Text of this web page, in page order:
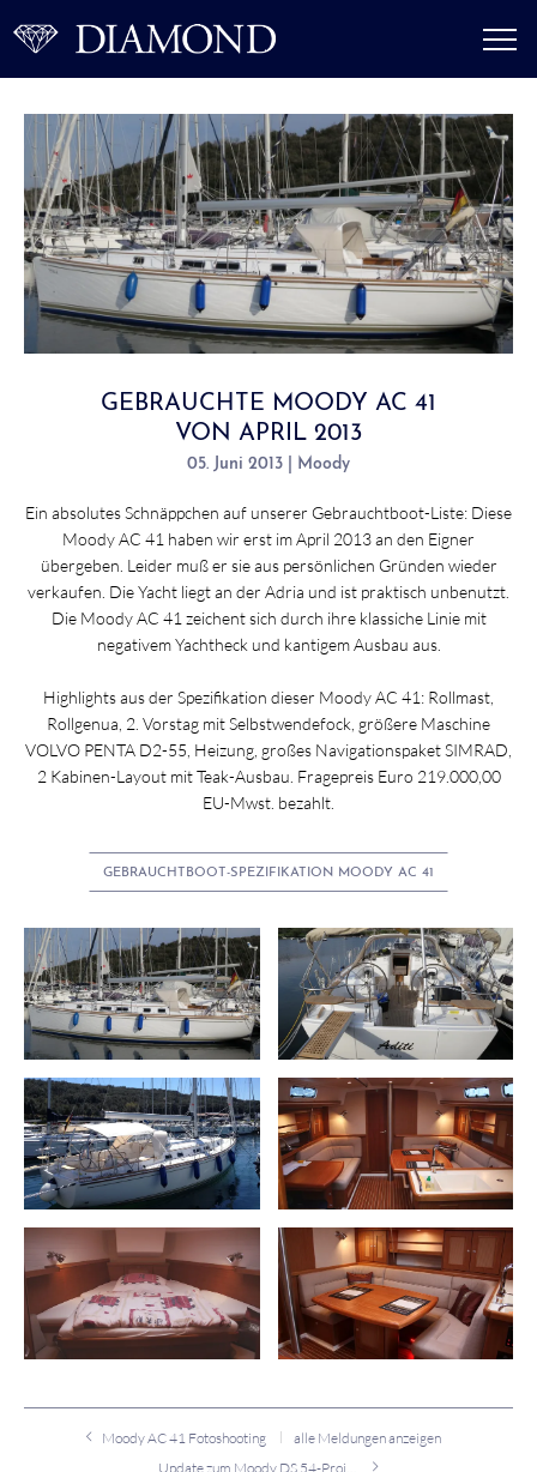
GEBRAUCHTE MOODY AC 41
VON APRIL 2013
05. Juni 2013 | Moody
Ein absolutes Schnäppchen auf unserer Gebrauchtboot-Liste: Diese
Moody AC 41 haben wir erst im April 2013 an den Eigner
übergeben. Leider muß er sie aus persönlichen Gründen wieder
verkaufen. Die Yacht liegt an der Adria und ist praktisch unbenutzt.
Die Moody AC 41 zeichent sich durch ihre klassiche Linie mit
negativem Yachtheck und kantigem Ausbau aus.
Highlights aus der Spezifikation dieser Moody AC 41: Rollmast,
Rollgenua, 2. Vorstag mit Selbstwendefock, größere Maschine
VOLVO PENTA D2-55, Heizung, großes Navigationspaket SIMRAD,
2 Kabinen-Layout mit Teak-Ausbau. Fragepreis Euro 219.000,00
EU-Mwst. bezahlt.
GEBRAUCHTBOOT-SPEZIFIKATION MOODY AC 41
Moody AC 41 Fotoshooting
alle Meldungen anzeigen